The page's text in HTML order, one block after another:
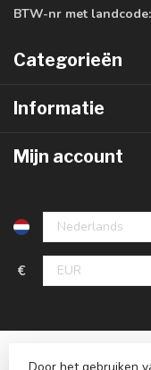
BTW-nr met landcode:
Categorieën
Informatie
Mijn account
€